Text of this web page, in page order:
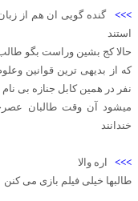
>>>گنده گویی ان هم از
استند
حالا کج بشین وراست بگو
که از بدیهی ترین قوانین
نفر در همین کابل جنازه بی
میشود آن وقت طالبان
خندانند
>>> اره والا
طالبها خیلی فیلم بازی می کنن